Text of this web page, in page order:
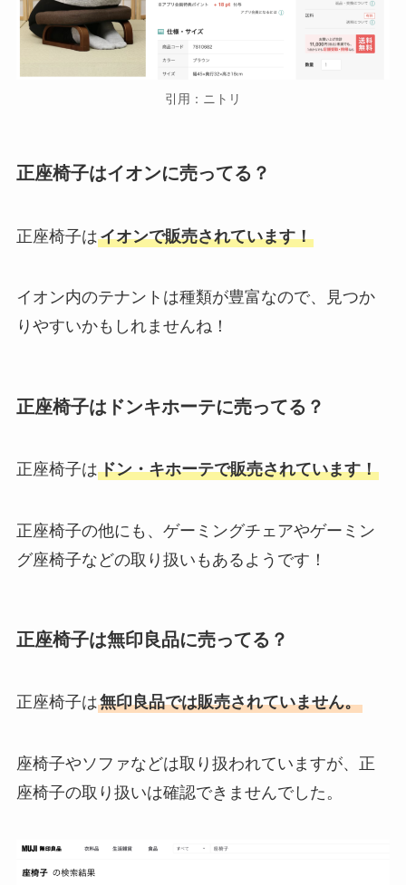
引用：ニトリ
正座椅子はイオンに売ってる？
正座椅子はイオンで販売されています！
イオン内のテナントは種類が豊富なので、見つか
りやすいかもしれませんね！
正座椅子はドンキホーテに売ってる？
正座椅子はドン・キホーテで販売されています！
正座椅子の他にも、ゲーミングチェアやゲーミン
グ座椅子などの取り扱いもあるようです！
正座椅子は無印良品に売ってる？
正座椅子は無印良品では販売されていません。
座椅子やソファなどは取り扱われていますが、正
座椅子の取り扱いは確認できませんでした。